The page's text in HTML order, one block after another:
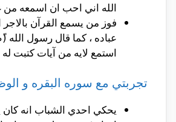
الله اني احب ان اسمعه من
فوز من يسمع القرآن بالاجر
عباده ، كما قال رسول
استمع لايه من آيات كتبت
تجربتي مع سوره البقره و
يحكي احدي الشباب انه